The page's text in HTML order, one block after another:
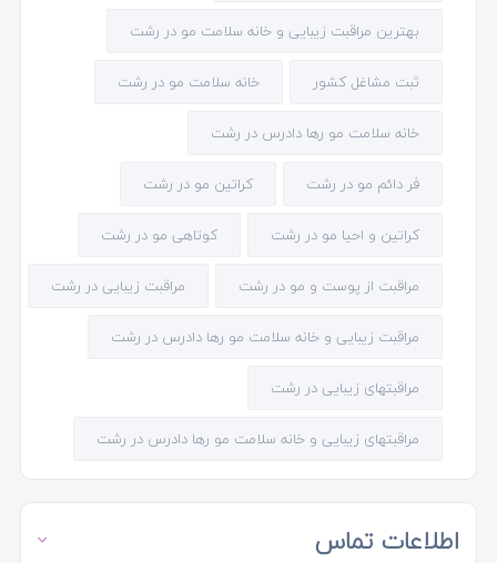
بهترین مراقبت زیبایی و خانه سلامت مو در رشت
ثبت مشاغل کشور خانه سلامت مو در رشت
خانه سلامت مو رها دادرس در رشت
فر دائم مو در رشت کراتین مو در رشت
کراتین و احیا مو در رشت کوتاهی مو در رشت
مراقبت از پوست و مو در رشت مراقبت زیبایی در رشت
مراقبت زیبایی و خانه سلامت مو رها دادرس در رشت
مراقبتهای زیبایی در رشت
مراقبتهای زیبایی و خانه سلامت مو رها دادرس در رشت
اطلاعات تماس